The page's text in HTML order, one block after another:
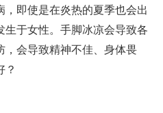
即使是在炎热的夏季也会出
于女性。手脚冰凉会导致各
，会导致精神不佳、身体畏
？